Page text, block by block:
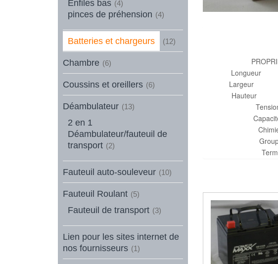
Enfiles bas (4)
pinces de préhension (4)
Batteries et chargeurs (12)
Chambre (6)
Coussins et oreillers (6)
Déambulateur (13)
2 en 1
Déambulateur/fauteuil de
transport (2)
Fauteuil auto-souleveur (10)
Fauteuil Roulant (5)
Fauteuil de transport (3)
Lien pour les sites internet de
nos fournisseurs (1)
Longueur
Largeur
Hauteur